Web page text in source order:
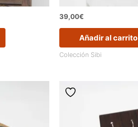
39,00€
Añadir al carrito
Colección Sibi